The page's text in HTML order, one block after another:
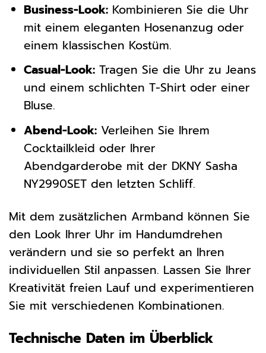
Business-Look:Kombinieren Sie die Uhr
mit einem eleganten Hosenanzug oder
einem klassischen Kostüm.
Casual-Look:Tragen Sie die Uhr zu Jeans
und einem schlichten T-Shirt oder einer
Bluse.
Abend-Look:Verleihen Sie Ihrem
Cocktailkleid oder Ihrer
Abendgarderobe mit der DKNY Sasha
NY2990SET den letzten Schliff.
Mit dem zusätzlichen Armband können Sie
den Look Ihrer Uhr im Handumdrehen
verändern und sie so perfekt an Ihren
individuellen Stil anpassen. Lassen Sie Ihrer
Kreativität freien Lauf und experimentieren
Sie mit verschiedenen Kombinationen.
Technische Daten im Überblick